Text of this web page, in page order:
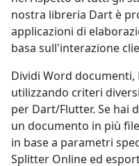
nostra libreria Dart è
applicazioni di
basa sull'interazione
Dividi Word documenti,
utilizzando criteri
per Dart/Flutter. Se hai
un documento in più
in base a parametri
Splitter Online ed